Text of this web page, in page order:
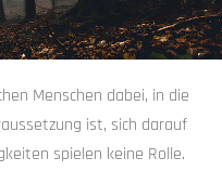
Menschen dabei, in die
ist, sich darauf
spielen keine Rolle.